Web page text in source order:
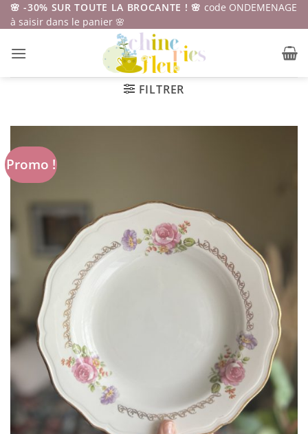
Passer
au
🌸 -30% SUR TOUTE LA BROCANTE ! 🌸 code ONDEMENAGE
à saisir dans le panier 🌸
FILTRER
Promo !